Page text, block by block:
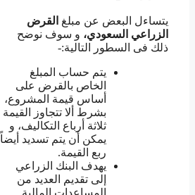
يتساءل البعض عن مبلغ القرض
الزراعي السعودي، و سوف نوضح
ذلك فى السطور التالية:-
يتم حساب المبلغ
الخاص بالقرض على
أساس قيمة المشروع،
بشرط ألا تتجاوز القيمة
ثلاثة أرباع التكاليف، و
يمكن أن يتم تسديد أيضاً
ربع القيمة.
يهدف البنك الزراعي
إلى تقديم العديد من
المساعدات المالية